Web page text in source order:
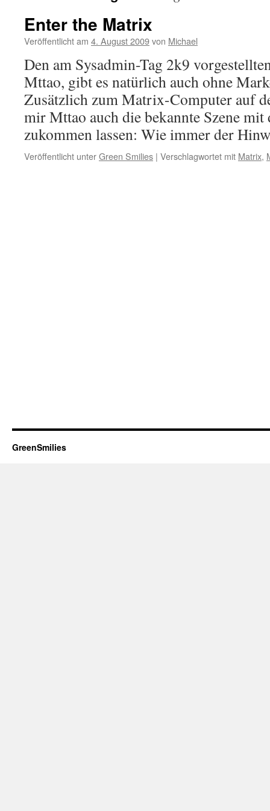
Enter the Matrix
Veröffentlicht am 4. August 2009von Michael
Den am Sysadmin-Tag 2k9
Mttao, gibt es natürlich auch ohne
Zusätzlich zum Matrix-Computer auf
mir Mttao auch die bekannte Szene mit
zukommen lassen: Wie immer der
Veröffentlicht unterGreen Smilies | Verschlagwortet mit Matrix,
GreenSmilies